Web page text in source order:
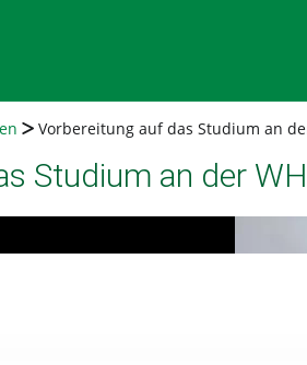
Vorbereitung auf das Studium an
Studium an der